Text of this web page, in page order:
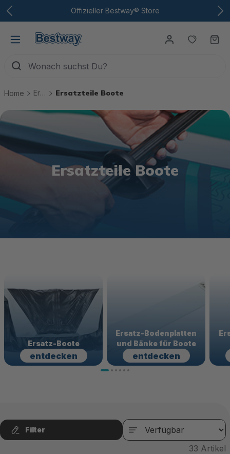
Zum Hauptinhalt Offizieller Bestway® Store
Du
Home Ersatzteile Ersatzteile Boote
Ersatzteile Boote
Ersatz-Boote
entdecken
Ersatz-Bodenplatten
und Bänke für Boote
entdecken
Filter
33 Artikel